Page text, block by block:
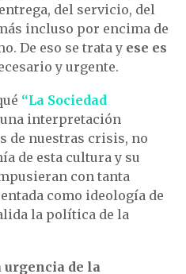
del servicio, del
incluso por encima de
De eso se trata y ese es
y urgente.
“La Sociedad
una interpretación
de nuestras crisis, no
de esta cultura y su
con tanta
como ideología de
la política de la
urgencia de la